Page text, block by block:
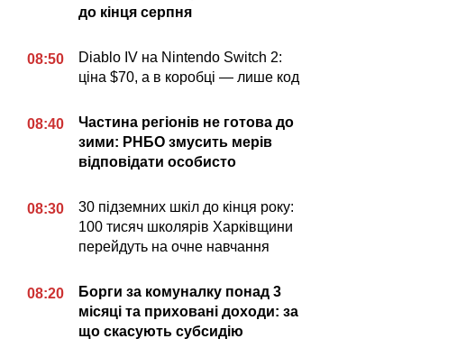
до кінця серпня
08:50
Diablo IV на Nintendo Switch 2:
ціна $70, а в коробці — лише код
08:40
Частина регіонів не готова до
зими: РНБО змусить мерів
відповідати особисто
08:30
30 підземних шкіл до кінця року:
100 тисяч школярів Харківщини
перейдуть на очне навчання
08:20
Борги за комуналку понад 3
місяці та приховані доходи: за
що скасують субсидію